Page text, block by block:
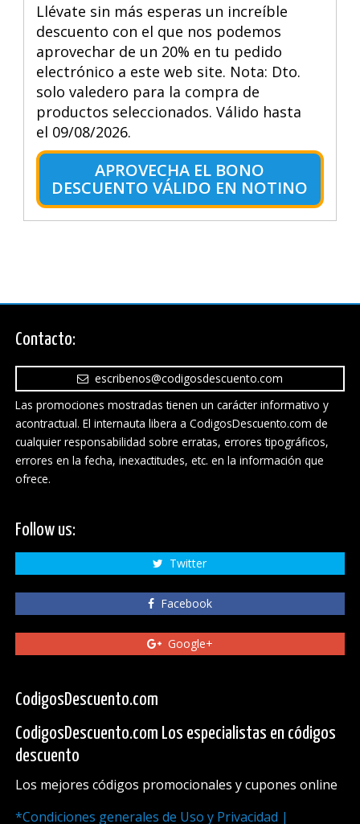
Llévate sin más esperas un increíble
descuento con el que nos podemos
aprovechar de un 20% en tu pedido
electrónico a este web site. Nota: Dto.
solo valedero para la compra de
productos seleccionados. Válido hasta
el 09/08/2026.
APROVECHA EL BONO
DESCUENTO VÁLIDO EN NOTINO
Contacto:
escribenos@codigosdescuento.com
Las promociones mostradas tienen un carácter informativo y
acontractual. El internauta libera a CodigosDescuento.com de
cualquier responsabilidad sobre erratas, errores tipográficos,
errores en la fecha, inexactitudes, etc. en la información que
ofrece.
Follow us:
Twitter
Facebook
Google+
CodigosDescuento.com
CodigosDescuento.com Los especialistas en códigos
descuento
Los mejores códigos promocionales y cupones online
*Condiciones generales de Uso y Privacidad |